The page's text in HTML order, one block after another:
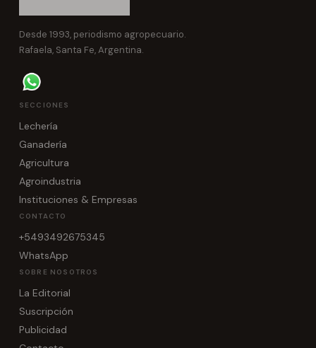
Desde 1993, periodismo agropecuario.
Rafaela, Santa Fe, Argentina.
SECCIONES
Lechería
Ganadería
Agricultura
Agroindustria
Instituciones & Empresas
CONTACTO
+5493492675345
WhatsApp
SOBRE NOSOTROS
La Editorial
Suscripción
Publicidad